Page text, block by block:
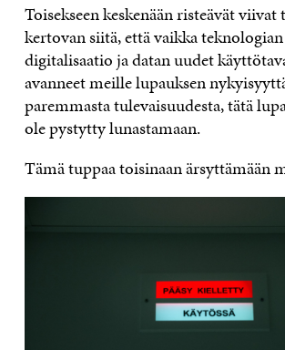
Toisekseen keskenään risteävät
kertovan siitä, että vaikka
digitalisaatio ja datan uudet
avanneet meille lupauksen
paremmasta tulevaisuudesta, tätä
ole pystytty lunastamaan.
Tämä tuppaa toisinaan ärsyttämään